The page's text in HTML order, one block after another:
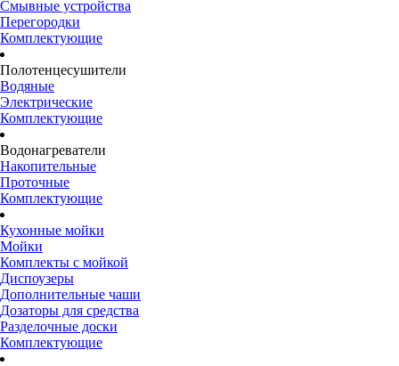
Смывные устройства
Перегородки
Комплектующие
Полотенцесушители
Водяные
Электрические
Комплектующие
Водонагреватели
Накопительные
Проточные
Комплектующие
Кухонные мойки
Мойки
Комплекты с мойкой
Диспоузеры
Дополнительные чаши
Дозаторы для средства
Разделочные доски
Комплектующие